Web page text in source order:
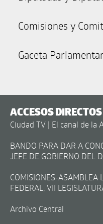
Comisiones y
Gaceta
ACCESOS DIRECTOS
Ciudad TV | El canal de la
BANDO PARA DAR A
JEFE DE GOBIERNO DEL
COMISIONES-ASAMBLEA
FEDERAL, VII
Archivo Central